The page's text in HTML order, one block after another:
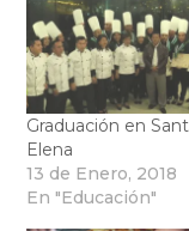
Graduación en
Elena
13 de Enero, 2018
En "Educación"